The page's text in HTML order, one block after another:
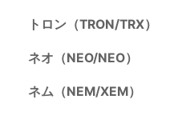
トロン（TRON/TRX）
ネオ（NEO/NEO）
ネム（NEM/XEM）